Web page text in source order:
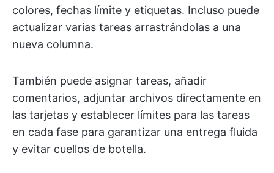
colores, fechas límite y etiquetas. Incluso puede
actualizar varias tareas arrastrándolas a una
nueva columna.
También puede asignar tareas, añadir
comentarios, adjuntar archivos directamente en
las tarjetas y establecer límites para las tareas
en cada fase para garantizar una entrega fluida
y evitar cuellos de botella.